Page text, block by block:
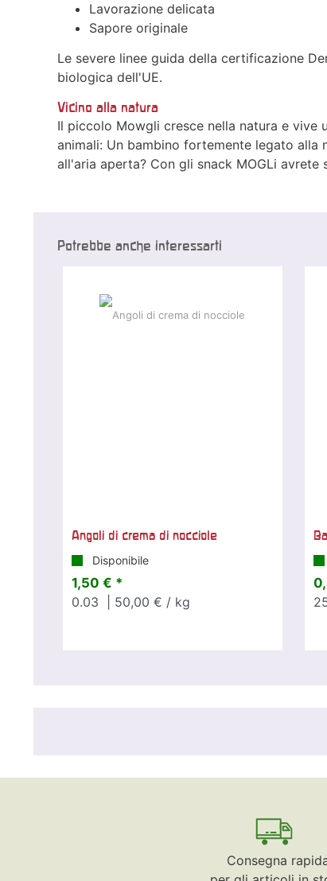
Lavorazione delicata
Sapore originale
Le severe linee guida della certificazione
biologica dell'UE.
Vicino alla natura
Il piccolo Mowgli cresce nella natura e vive
animali: Un bambino fortemente legato alla
all'aria aperta? Con gli snack MOGLi
Potrebbe anche interessarti
Angoli di crema di nocciole
Disponibile
1,50 € *
0.03
| 50,00 € / kg
Consegna